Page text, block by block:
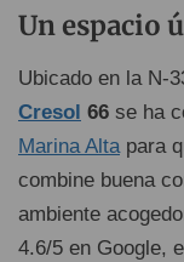
Un espacio
Ubicado en la N-
Cresol 66 se ha
Marina Altapara
combine buena
ambiente
4.6/5 en Google,